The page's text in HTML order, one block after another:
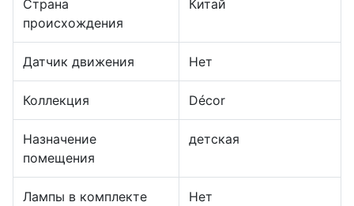
Страна
происхождения
Китай
Датчик движения Нет
Коллекция Décor
Назначение
помещения
детская
Лампы в комплекте Нет